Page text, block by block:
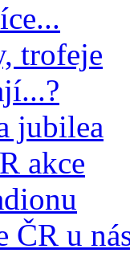
trofeje
jubilea
akce
ČR u